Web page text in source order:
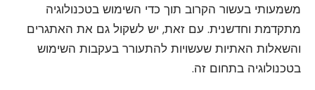
משמעותי בעשור הקרוב תוך כדי השימוש בטכנולוגיה
מתקדמת וחדשנית. עם זאת, יש לשקול גם את האתגרים
והשאלות האתיות שעשויות להתעורר בעקבות השימוש
בטכנולוגיה בתחום זה.